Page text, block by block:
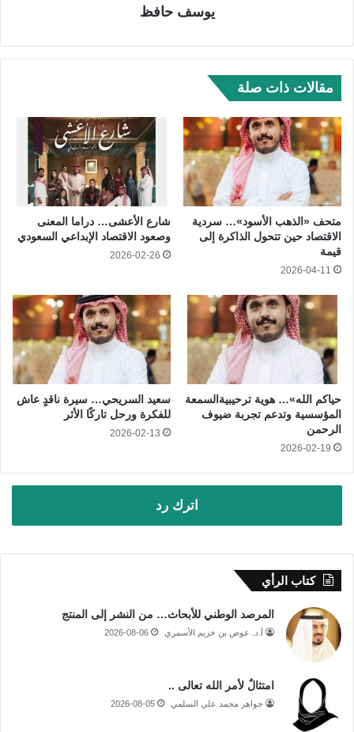
يوسف حافظ
مقالات ذات صلة
متحف «الذهب الأسود»… سردية
الاقتصاد حين تتحول الذاكرة إلى
قيمة
2026-04-11
شارع الأعشى… دراما المعنى
وصعود الاقتصاد الإبداعي السعودي
2026-02-26
حياكم الله»… هوية ترحيبيةالسمعة
المؤسسية وتدعم تجربة ضيوف
الرحمن
2026-02-19
سعيد السريحي… سيرة ناقدٍ عاش
للفكرة ورحل تاركًا الأثر
2026-02-13
اترك رد
كتاب الرأي
المرصد الوطني للأبحاث… من النشر إلى المنتج
أ.د. عوض بن خزيم الأسمري 2026-08-06
امتثالٌ لأمر الله تعالى ..
جواهر محمد علي السلمي 2026-08-05